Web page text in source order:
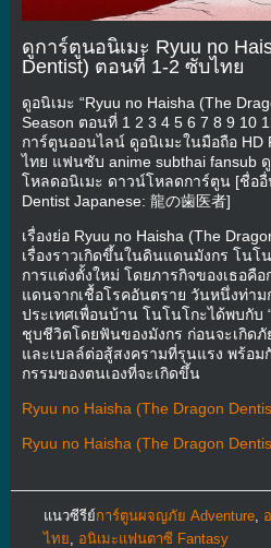
ดูการ์ตูนอนิเมะ Ryuu no
Dentist) ตอนที่ 1-2 ซับไทย
ดูอนิเมะ “Ryuu no Haisha (The
Season ตอนที่ 1 2 3 4 5 6 7 8 9 10
การ์ตูนออนไลน์ ดูอนิเมะในมือถือ HD
ไทย แฟนซับ anime subthai fansub
โหลดอนิเมะ ดาวน์โหลดการ์ตูน [ชื่ออื่
Dentist Japanese: 龍の歯医者]
เรื่องย่อ Ryuu no Haisha (The
เรื่องราวเกิดขึ้นในดินแดนมังกร โน
การแต่งตั้งใหม่ โดยภารกิจของเธอคื
แดนจากเชื้อโรคอันตราย วันหนึ่งท่าม
ประเทศเพื่อนบ้าน โนโนโกะได้พบกับ
ชุบชีวิตโดยฟันของมังกร ก่อนจะเกิด
และเบลล์ต่อสู้สงครามที่รุนแรง พร้อม
กรรมของตนเองที่จะเกิดขึ้น
Ryuu no Haisha (The Dragon
Ryuu no Haisha (The Dragon
แนวซีรีย์การ์ตูนผจญภัย Adventure,
ไทย
อนิเมะแฟนตาซี Fantasy